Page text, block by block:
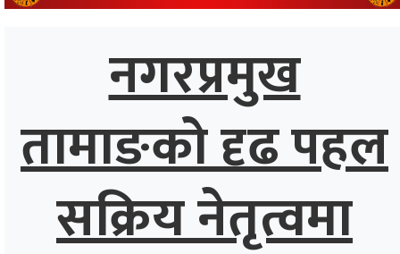
नगरप्रमुख
तामाङको दृढ पहल
सक्रिय नेतृत्वमा